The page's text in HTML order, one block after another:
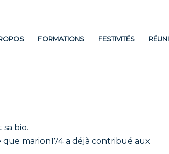
FORMATIONS FESTIVITÉS
bio.
que marion174a déjà contribué aux